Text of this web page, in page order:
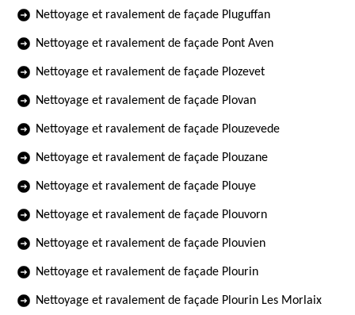
Nettoyage et ravalement de façade Pluguffan
Nettoyage et ravalement de façade Pont Aven
Nettoyage et ravalement de façade Plozevet
Nettoyage et ravalement de façade Plovan
Nettoyage et ravalement de façade Plouzevede
Nettoyage et ravalement de façade Plouzane
Nettoyage et ravalement de façade Plouye
Nettoyage et ravalement de façade Plouvorn
Nettoyage et ravalement de façade Plouvien
Nettoyage et ravalement de façade Plourin
Nettoyage et ravalement de façade Plourin Les Morlaix